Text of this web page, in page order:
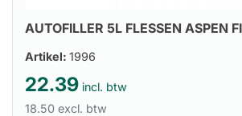
AUTOFILLER 5L FLESSEN ASPEN
Artikel: 1996
22.39 incl. btw
18.50 excl. btw